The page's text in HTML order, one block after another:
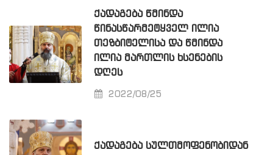
ᲥᲐᲓᲐᲒᲔᲑᲐ ᲬᲛᲘᲜᲓᲐ
ᲬᲘᲜᲐᲡᲬᲐᲠᲛᲔᲢᲧᲕᲔᲚ ᲘᲚᲘᲐ
ᲗᲔᲖᲑᲘᲢᲔᲚᲘᲡᲐ ᲓᲐ ᲬᲛᲘᲜᲓᲐ
ᲘᲚᲘᲐ ᲛᲐᲠᲗᲚᲘᲡ ᲮᲡᲔᲜᲔᲑᲘᲡ
ᲓᲦᲔᲡ
2022/08/25
ᲥᲐᲓᲐᲒᲔᲑᲐ ᲡᲣᲚᲗᲛᲝᲤᲔᲜᲝᲑᲘᲓᲐᲜ